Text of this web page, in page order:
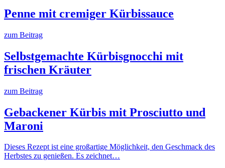
Penne mit cremiger Kürbissauce
zum Beitrag
Selbstgemachte Kürbisgnocchi mit
frischen Kräuter
zum Beitrag
Gebackener Kürbis mit Prosciutto und
Maroni
Dieses Rezept ist eine großartige Möglichkeit, den Geschmack des
Herbstes zu genießen. Es zeichnet…